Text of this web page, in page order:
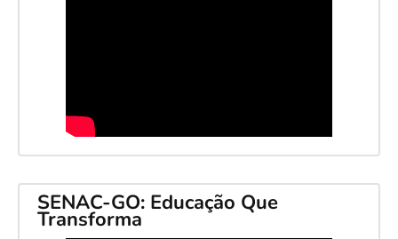
SENAC-GO: Educação Que
Transforma